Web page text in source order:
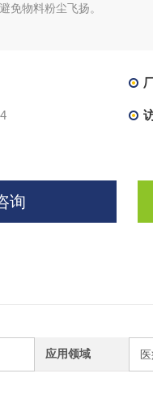
免物料粉尘飞扬。
询
应用领域